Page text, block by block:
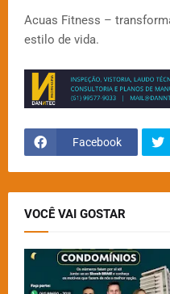
Acuas Fitness –
estilo de vida.
Facebook
VOCÊ VAI GOSTAR